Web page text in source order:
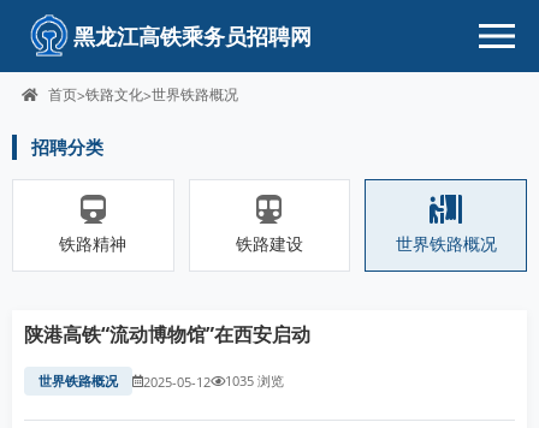
黑龙江高铁乘务员招聘网
首页>铁路文化>世界铁路概况
招聘分类
铁路精神 铁路建设 世界铁路概况
陕港高铁“流动博物馆”在西安启动
世界铁路概况 2025-05-12 1035 浏览